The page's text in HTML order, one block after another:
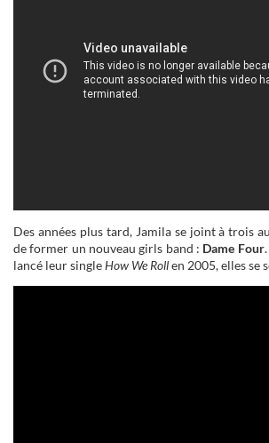
Des années plus tard, Jamila se joint à trois
de former un nouveau girls band : Dame Four
lancé leur singleHow We Rollen 2005, elles se